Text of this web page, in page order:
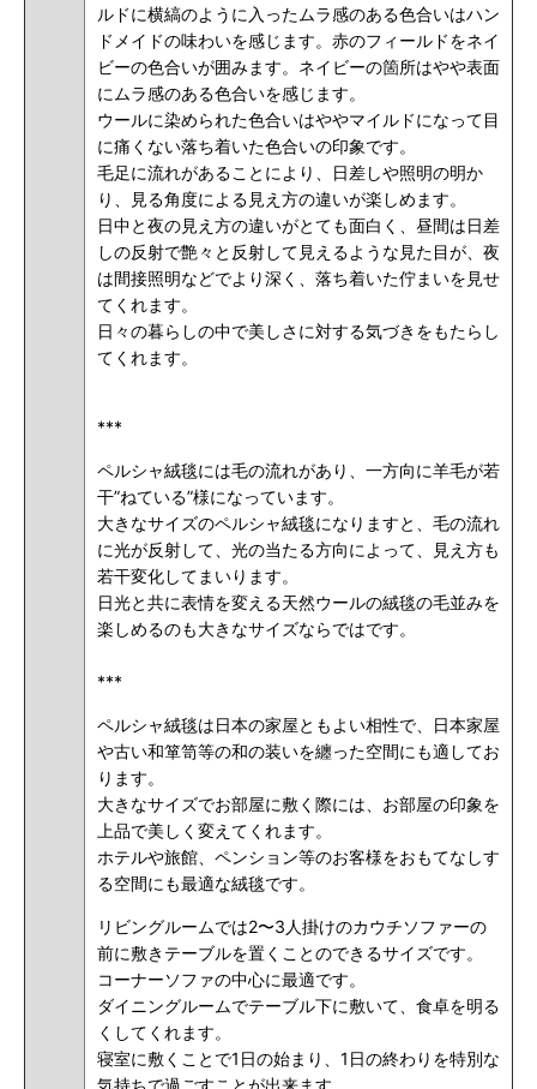
ルドに横縞のように入ったムラ感のある色合いはハン
ドメイドの味わいを感じます。赤のフィールドをネイ
ビーの色合いが囲みます。 ネイビーの箇所はやや表面
にムラ感のある色合いを感じます。
ウールに染められた色合いはややマイルドになって目
に痛くない落ち着いた色合いの印象です。
毛足に流れがあることにより、日差しや照明の明か
り、見る角度による見え方の違いが楽しめます。
日中と夜の見え方の違いがとても面白く、昼間は日差
しの反射で艶々と反射して見えるような見た目が、夜
は間接照明などでより深く、落ち着いた佇まいを見せ
てくれます。
日々の暮らしの中で美しさに対する気づきをもたらし
てくれます。
***
ペルシャ絨毯には毛の流れがあり、一方向に羊毛が若
干”ねている”様になっています。
大きなサイズのペルシャ絨毯になりますと、毛の流れ
に光が反射して、光の当たる方向によって、見え方も
若干変化してまいります。
日光と共に表情を変える天然ウールの絨毯の毛並みを
楽しめるのも大きなサイズならではです。
***
ペルシャ絨毯は日本の家屋ともよい相性で、日本家屋
や古い和箪笥等の和の装いを纏った空間にも適してお
ります。
大きなサイズでお部屋に敷く際には、お部屋の印象を
上品で美しく変えてくれます。
ホテルや旅館、ペンション等のお客様をおもてなしす
る空間にも最適な絨毯です。
リビングルームでは2〜3人掛けのカウチソファーの
前に敷きテーブルを置くことのできるサイズです。
コーナーソファの中心に最適です。
ダイニングルームでテーブル下に敷いて、食卓を明る
くしてくれます。
寝室に敷くことで1日の始まり、1日の終わりを特別な
気持ちで過ごすことが出来ます。